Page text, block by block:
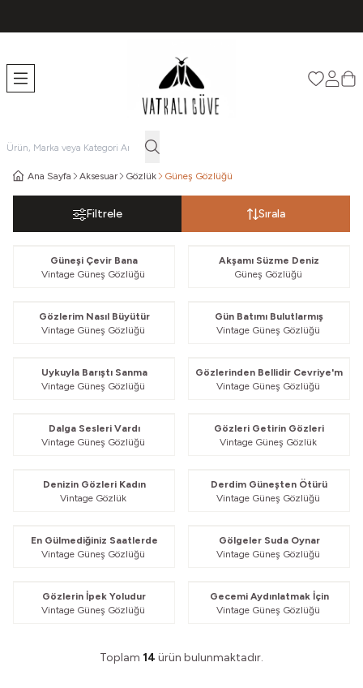
Favorilerim
Ana Sayfa Aksesuar Gözlük Güneş Gözlüğü
Filtrele Sırala
Güneşi Çevir Bana
Vintage Güneş Gözlüğü
Akşamı Süzme Deniz
Güneş Gözlüğü
Gözlerim Nasıl Büyütür
Vintage Güneş Gözlüğü
Gün Batımı Bulutlarmış
Vintage Güneş Gözlüğü
Uykuyla Barıştı Sanma
Vintage Güneş Gözlüğü
Gözlerinden Bellidir Cevriye'm
Vintage Güneş Gözlüğü
Dalga Sesleri Vardı
Vintage Güneş Gözlüğü
Gözleri Getirin Gözleri
Vintage Güneş Gözlük
Denizin Gözleri Kadın
Vintage Gözlük
Derdim Güneşten Ötürü
Vintage Güneş Gözlüğü
En Gülmediğiniz Saatlerde
Vintage Güneş Gözlüğü
Gölgeler Suda Oynar
Vintage Güneş Gözlüğü
Gözlerin İpek Yoludur
Vintage Güneş Gözlüğü
Gecemi Aydınlatmak İçin
Vintage Güneş Gözlüğü
Toplam 14 ürün bulunmaktadır.